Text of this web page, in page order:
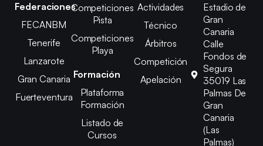
Federaciones
FECANBM
Tenerife
Lanzarote
Gran Canaria
Fuerteventura
Competiciones
Pista
Competiciones
Playa
Formación
Plataforma
Formación
Listado de
Cursos
Actividades
Técnico
Árbitros
Competición
Apelación
Estadio de
Gran
Canaria
Calle
Fondos de
Segura
35019 Las
Palmas De
Gran
Canaria
(Las
Palmas)